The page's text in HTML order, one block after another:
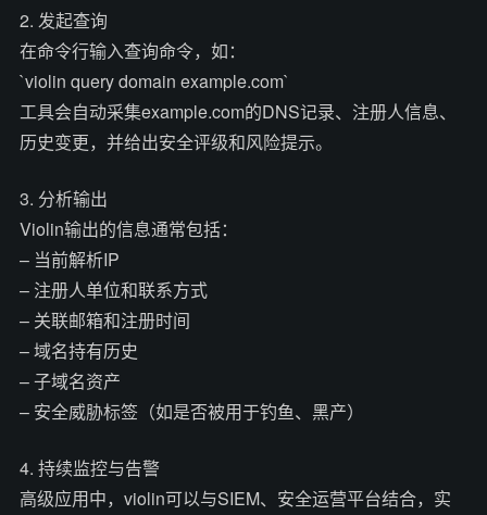
2. 发起查询
在命令行输入查询命令，如：
`violin query domain example.com`
工具会自动采集example.com的DNS记录、注册人信息、
历史变更，并给出安全评级和风险提示。
3. 分析输出
Violin输出的信息通常包括：
– 当前解析IP
– 注册人单位和联系方式
– 关联邮箱和注册时间
– 域名持有历史
– 子域名资产
– 安全威胁标签（如是否被用于钓鱼、黑产）
4. 持续监控与告警
高级应用中，violin可以与SIEM、安全运营平台结合，实